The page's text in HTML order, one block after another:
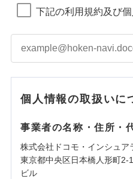
下記の利用規約及び
個人情報の取扱いに
事業者の名称・住所・
株式会社ドコモ・インシュア
東京都中央区日本橋人形町
ビル